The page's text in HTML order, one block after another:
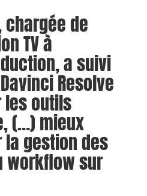
chargée de
TV à
a suivi
Resolve
outils
(…) mieux
gestion des
workflow sur